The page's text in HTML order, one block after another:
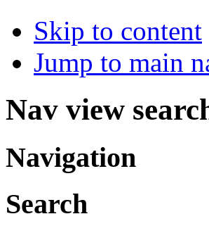
Skip to content
Jump to main
Nav view
Navigation
Search